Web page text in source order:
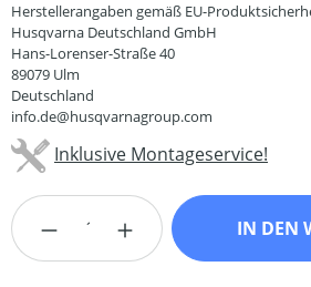
Herstellerangaben gemäß EU-
Husqvarna Deutschland GmbH
Hans-Lorenser-Straße 40
89079 Ulm
Deutschland
info.de@husqvarnagroup.com
Inklusive Montageservice!
Produkt Anzahl: Gib den
IN DEN